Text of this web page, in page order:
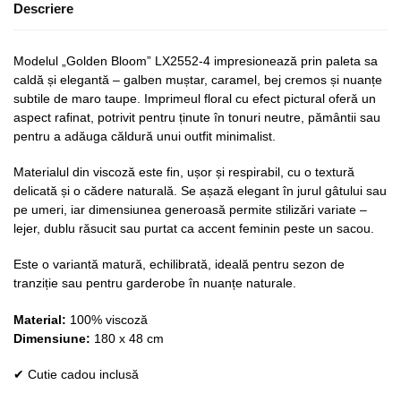
Descriere
Modelul „Golden Bloom” LX2552-4 impresionează prin paleta sa
caldă și elegantă – galben muștar, caramel, bej cremos și nuanțe
subtile de maro taupe. Imprimeul floral cu efect pictural oferă un
aspect rafinat, potrivit pentru ținute în tonuri neutre, pământii sau
pentru a adăuga căldură unui outfit minimalist.
Materialul din viscoză este fin, ușor și respirabil, cu o textură
delicată și o cădere naturală. Se așază elegant în jurul gâtului sau
pe umeri, iar dimensiunea generoasă permite stilizări variate –
lejer, dublu răsucit sau purtat ca accent feminin peste un sacou.
Este o variantă matură, echilibrată, ideală pentru sezon de
tranziție sau pentru garderobe în nuanțe naturale.
Material: 100% viscoză
Dimensiune: 180 x 48 cm
✔ Cutie cadou inclusă